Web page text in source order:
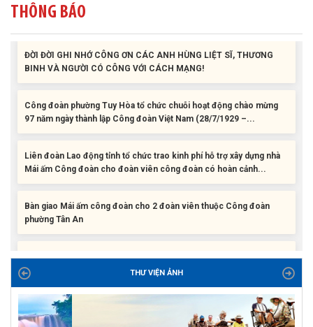
THÔNG BÁO
BINH VÀ NGƯỜI CÓ CÔNG VỚI CÁCH MẠNG!
Công đoàn phường Tuy Hòa tổ chức chuỗi hoạt động chào mừng
97 năm ngày thành lập Công đoàn Việt Nam (28/7/1929 –...
Liên đoàn Lao động tỉnh tổ chức trao kinh phí hỗ trợ xây dựng nhà
Mái ấm Công đoàn cho đoàn viên công đoàn có hoàn cảnh...
Bàn giao Mái ấm công đoàn cho 2 đoàn viên thuộc Công đoàn
phường Tân An
Liên đoàn Lao động tỉnh trao tặng 100 bộ bút chấm đọc tiếng Anh
cho con đoàn viên, người lao động khó khăn trước khai...
ĐỜI ĐỜI GHI NHỚ CÔNG ƠN CÁC ANH HÙNG LIỆT SĨ, THƯƠNG
BINH VÀ NGƯỜI CÓ CÔNG VỚI CÁCH MẠNG!
Công đoàn phường Tuy Hòa tổ chức chuỗi hoạt động chào mừng
THƯ VIỆN ẢNH